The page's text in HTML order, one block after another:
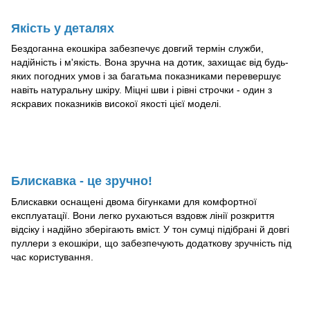
Якість у деталях
Бездоганна екошкіра забезпечує довгий термін служби,
надійність і м'якість. Вона зручна на дотик, захищає від будь-
яких погодних умов і за багатьма показниками перевершує
навіть натуральну шкіру. Міцні шви і рівні строчки - один з
яскравих показників високої якості цієї моделі.
Блискавка - це зручно!
Блискавки оснащені двома бігунками для комфортної
експлуатації. Вони легко рухаються вздовж лінії розкриття
відсіку і надійно зберігають вміст. У тон сумці підібрані й довгі
пуллери з екошкіри, що забезпечують додаткову зручність під
час користування.